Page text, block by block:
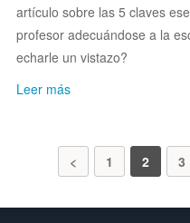
artículo sobre las 5 claves
profesor adecuándose a la
echarle un vistazo?
Leer más
< 1 2 3